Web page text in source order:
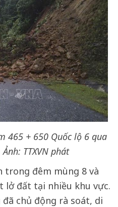
465 + 650 Quốc lộ 6 qua
TTXVN phát
trong đêm mùng 8 và
lở đất tại nhiều khu vực.
đã chủ động rà soát, di